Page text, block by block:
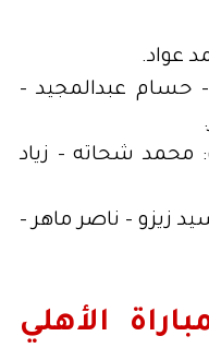
عواد.
حسام عبدالمجيد –
شحاته – زياد
زيزو – ناصر ماهر –
الأهلي